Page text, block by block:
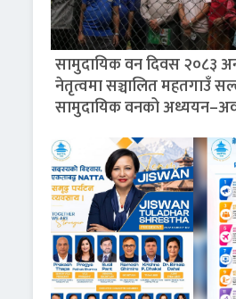
सामुदायिक वन दिवस २०८३
नेतृत्वमा सञ्चालित महतगाउँ
सामुदायिक वनको